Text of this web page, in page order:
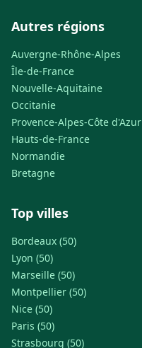
Autres régions
Auvergne-Rhône-Alpes
Île-de-France
Nouvelle-Aquitaine
Occitanie
Provence-Alpes-Côte d'Azur
Hauts-de-France
Normandie
Bretagne
Top villes
Bordeaux (50)
Lyon (50)
Marseille (50)
Montpellier (50)
Nice (50)
Paris (50)
Strasbourg (50)